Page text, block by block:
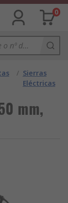
0
/ Sierras
Eléctricas
mm,